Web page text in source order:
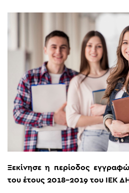
Ξεκίνησε η περίοδος
του έτους 2018-2019 του ΙΕΚ